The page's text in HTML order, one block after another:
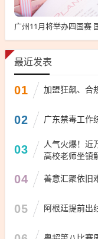
最近发表
01 加盟狂飙、合
02 广东禁毒工作
03
人气火爆！近
高校老师坐镇
04 善意汇聚依旧
05 阿根廷提前出